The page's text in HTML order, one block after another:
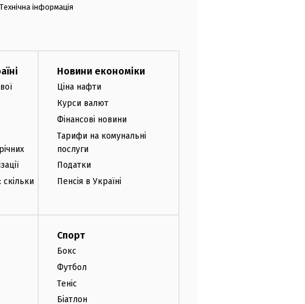
Технічна інформація
скільки
Новини економіки
Ціна нафти
Курси валют
Фінансові новини
Тарифи на комунальні
послуги
Податки
Пенсія в Україні
Спорт
Бокс
Футбол
Теніс
Біатлон